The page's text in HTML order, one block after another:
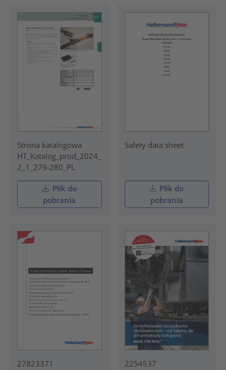
Strona katalogowa
HT_Katalog_prod_2024_
2_1_279-280_PL
Plik do
pobrania
Safety data sheet
Plik do
pobrania
27823371 2254537